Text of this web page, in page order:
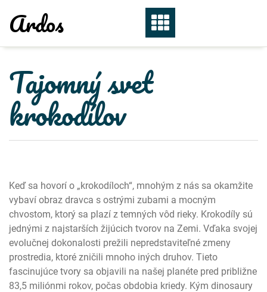
content
Ardos
Tajomný svet
krokodílov
Keď sa hovorí o „krokodíloch“, mnohým z nás sa okamžite
vybaví obraz dravca s ostrými zubami a mocným
chvostom, ktorý sa plazí z temných vôd rieky. Krokodíly sú
jednými z najstarších žijúcich tvorov na Zemi. Vďaka svojej
evolučnej dokonalosti prežili nepredstaviteľné zmeny
prostredia, ktoré zničili mnoho iných druhov. Tieto
fascinujúce tvory sa objavili na našej planéte pred približne
83,5 miliónmi rokov, počas obdobia kriedy. Kým dinosaury